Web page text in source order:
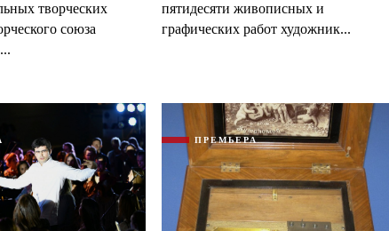
творческих
союза
пятидесяти живописных и
графических работ художник...
ПРЕМЬЕРА